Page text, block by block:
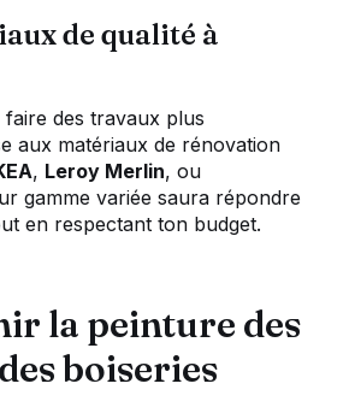
de qualité à
des travaux plus
aux matériaux de rénovation
, Leroy Merlin, ou
gamme variée saura répondre
en respectant ton budget.
la peinture des
boiseries